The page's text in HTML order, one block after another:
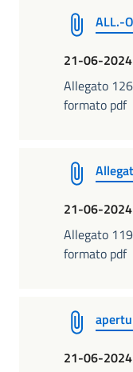
ALL.-
21-06-2024
Allegato
formato pdf
21-06-2024
Allegato
formato pdf
21-06-2024